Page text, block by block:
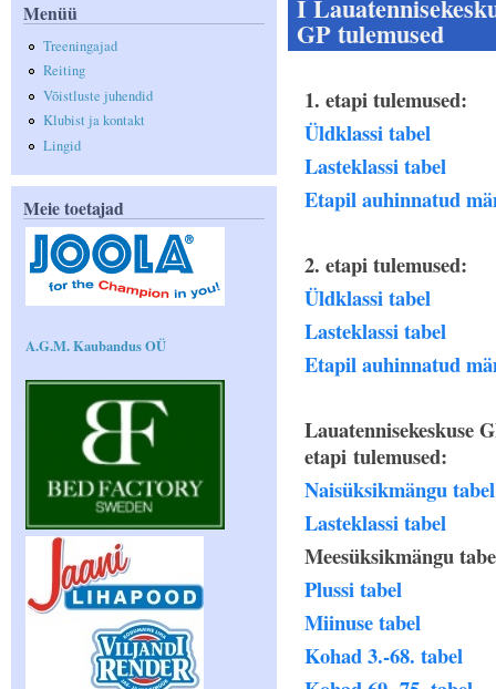
Menüü
Treeningajad
Reiting
Võistluste juhendid
Klubist ja kontakt
Lingid
Meie toetajad
A.G.M. Kaubandus OÜ
I
GP tulemused
1. etapi tulemused:
Üldklassi tabel
Lasteklassi tabel
Etapil auhinnatud
2. etapi tulemused:
Üldklassi tabel
Lasteklassi tabel
Etapil auhinnatud
Lauatennisekeskuse
etapi tulemused:
Naisüksikmängu tabel
Lasteklassi tabel
Meesüksikmängu
Plussi tabel
Miinuse tabel
Kohad 3.-68. tabel